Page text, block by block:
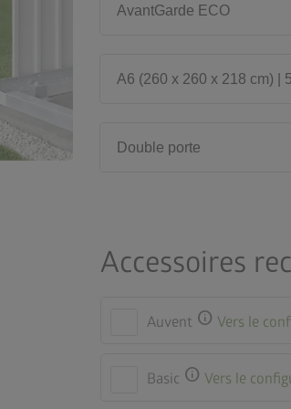
AvantGarde ECO
A6 (260 x 260 x 218 cm) |
Double porte
Accessoires
Auvent info Vers le
Basic info Vers le